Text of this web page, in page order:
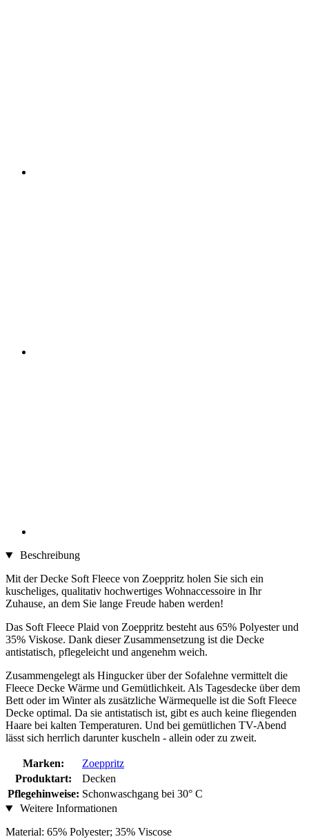
Beschreibung
Mit der Decke Soft Fleece von Zoeppritz holen Sie sich ein
kuscheliges, qualitativ hochwertiges Wohnaccessoire in Ihr
Zuhause, an dem Sie lange Freude haben werden!
Das Soft Fleece Plaid von Zoeppritz besteht aus 65% Polyester und
35% Viskose. Dank dieser Zusammensetzung ist die Decke
antistatisch, pflegeleicht und angenehm weich.
Zusammengelegt als Hingucker über der Sofalehne vermittelt die
Fleece Decke Wärme und Gemütlichkeit. Als Tagesdecke über dem
Bett oder im Winter als zusätzliche Wärmequelle ist die Soft Fleece
Decke optimal. Da sie antistatisch ist, gibt es auch keine fliegenden
Haare bei kalten Temperaturen. Und bei gemütlichen TV-Abend
lässt sich herrlich darunter kuscheln - allein oder zu zweit.
Marken:
Zoeppritz
Produktart:
Decken
Pflegehinweise: Schonwaschgang bei 30° C
Weitere Informationen
Material: 65% Polyester; 35% Viscose